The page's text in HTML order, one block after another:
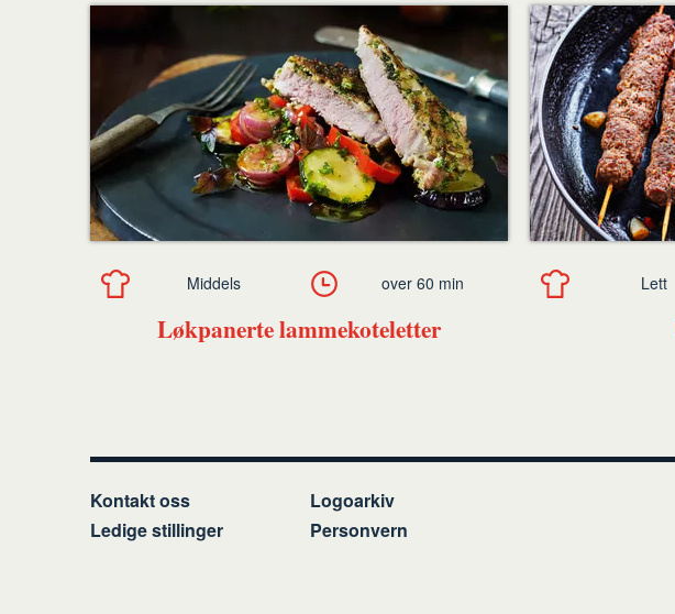
Løkpanerte lammekoteletter
Middels over 60 min Lett
Kontakt oss
Ledige stillinger
Logoarkiv
Personvern